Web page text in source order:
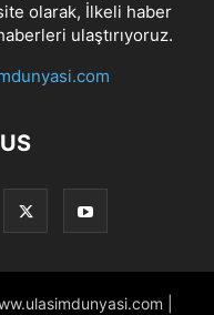
olarak, İlkeli haber
ulaştırıyoruz.
|